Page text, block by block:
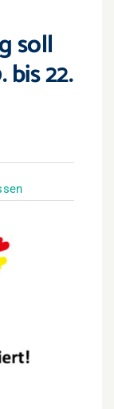
soll
22.